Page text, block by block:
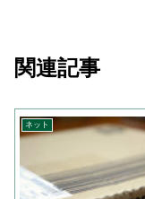
関連記事
ネット